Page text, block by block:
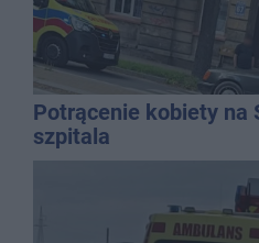
Potrącenie kobiety na
szpitala